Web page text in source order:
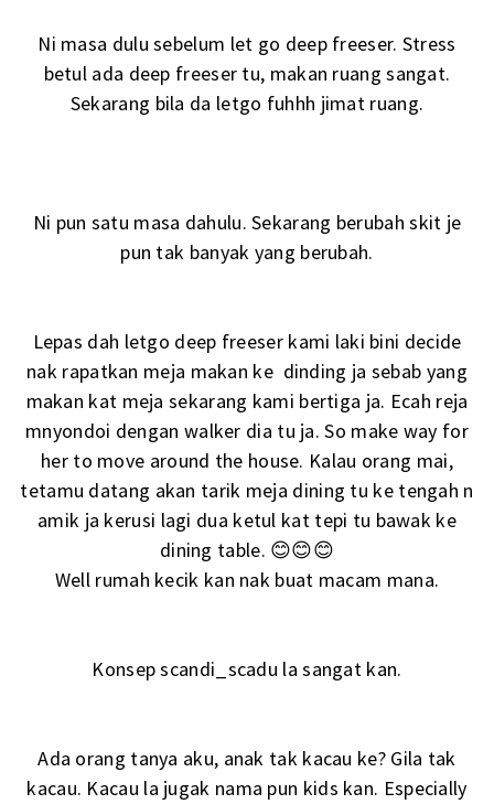
Ni masa dulu sebelum let go deep freeser. Stress
betul ada deep freeser tu, makan ruang sangat.
Sekarang bila da letgo fuhhh jimat ruang.
Ni pun satu masa dahulu. Sekarang berubah skit je
pun tak banyak yang berubah.
Lepas dah letgo deep freeser kami laki bini decide
nak rapatkan meja makan ke dinding ja sebab yang
makan kat meja sekarang kami bertiga ja. Ecah reja
mnyondoi dengan walker dia tu ja. So make way for
her to move around the house. Kalau orang mai,
tetamu datang akan tarik meja dining tu ke tengah n
amik ja kerusi lagi dua ketul kat tepi tu bawak ke
dining table. 😊😊😊
Well rumah kecik kan nak buat macam mana.
Konsep scandi_scadu la sangat kan.
Ada orang tanya aku, anak tak kacau ke? Gila tak
kacau. Kacau la jugak nama pun kids kan. Especially